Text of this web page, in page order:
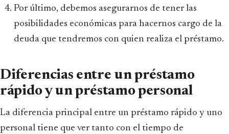
Por último, debemos asegurarnos de tener las
posibilidades económicas para hacernos cargo de la
deuda que tendremos con quien realiza el préstamo.
Diferencias entre un préstamo
rápido y un préstamo personal
La diferencia principal entre un préstamo rápido y uno
personal tiene que ver tanto con el tiempo de